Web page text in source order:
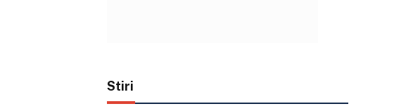
Stiri